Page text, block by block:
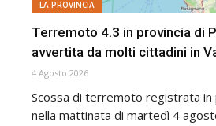
LA PROVINCIA
Terremoto 4.3 in provincia di
avvertita da molti cittadini in
4 Agosto 2026
Scossa di terremoto registrata in
nella mattinata di martedì 4